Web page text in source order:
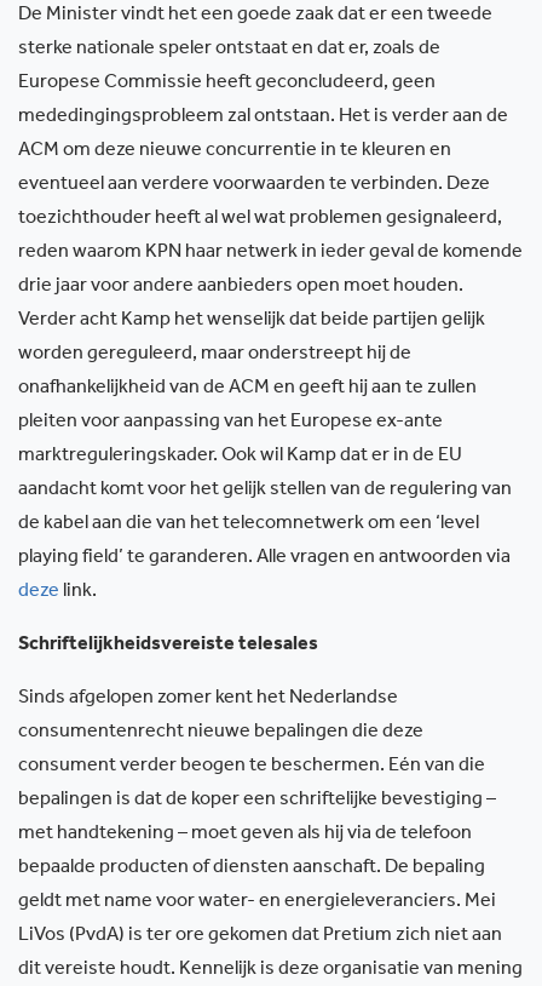
De Minister vindt het een goede zaak dat er een tweede
sterke nationale speler ontstaat en dat er, zoals de
Europese Commissie heeft geconcludeerd, geen
mededingingsprobleem zal ontstaan. Het is verder aan de
ACM om deze nieuwe concurrentie in te kleuren en
eventueel aan verdere voorwaarden te verbinden. Deze
toezichthouder heeft al wel wat problemen gesignaleerd,
reden waarom KPN haar netwerk in ieder geval de komende
drie jaar voor andere aanbieders open moet houden.
Verder acht Kamp het wenselijk dat beide partijen gelijk
worden gereguleerd, maar onderstreept hij de
onafhankelijkheid van de ACM en geeft hij aan te zullen
pleiten voor aanpassing van het Europese ex-ante
marktreguleringskader. Ook wil Kamp dat er in de EU
aandacht komt voor het gelijk stellen van de regulering van
de kabel aan die van het telecomnetwerk om een ‘level
playing field’ te garanderen. Alle vragen en antwoorden via
deze link.
Schriftelijkheidsvereiste telesales
Sinds afgelopen zomer kent het Nederlandse
consumentenrecht nieuwe bepalingen die deze
consument verder beogen te beschermen. Eén van die
bepalingen is dat de koper een schriftelijke bevestiging –
met handtekening – moet geven als hij via de telefoon
bepaalde producten of diensten aanschaft. De bepaling
geldt met name voor water- en energieleveranciers. Mei
LiVos (PvdA) is ter ore gekomen dat Pretium zich niet aan
dit vereiste houdt. Kennelijk is deze organisatie van mening